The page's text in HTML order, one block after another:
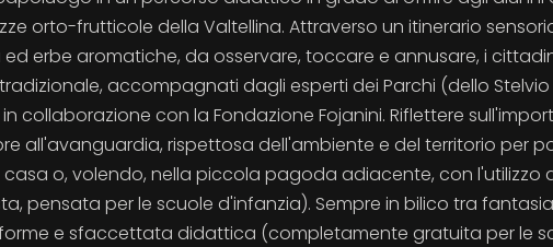
orto-frutticole della Valtellina. Attraverso un itinerario
erbe aromatiche, da osservare, toccare e annusare, i
accompagnati dagli esperti dei Parchi (dello Stelvio
collaborazione con la Fondazione Fojanini. Riflettere
all'avanguardia, rispettosa dell'ambiente e del territorio per
o, volendo, nella piccola pagoda adiacente, con l'utilizzo
pensata per le scuole d'infanzia). Sempre in bilico tra
e sfaccettata didattica (completamente gratuita per le